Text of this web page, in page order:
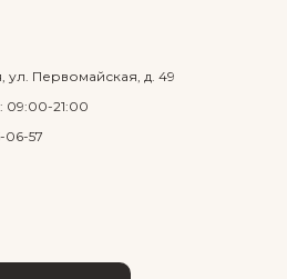
ул. Первомайская, д. 49
09:00-21:00
06-57